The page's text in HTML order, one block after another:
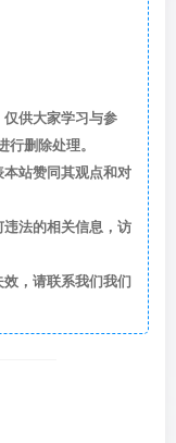
供大家学习与参
删除处理。
站赞同其观点和对
法的相关信息，访
，请联系我们我们